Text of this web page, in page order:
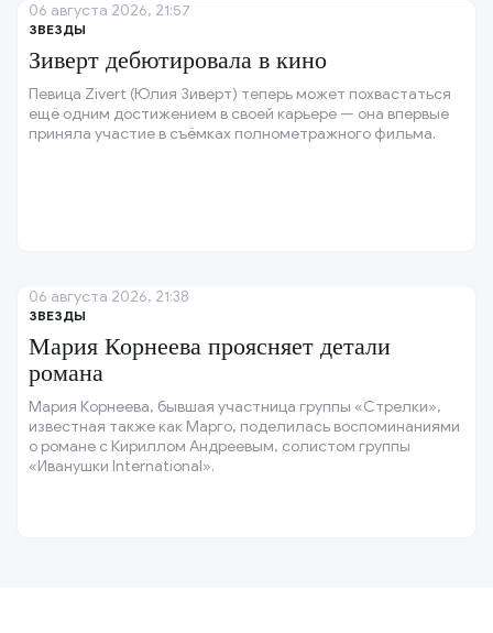
ЗВЕЗДЫ
Зиверт дебютировала в кино
Певица Zivert (Юлия Зиверт) теперь может похвастаться
ещё одним достижением в своей карьере — она впервые
приняла участие в съёмках полнометражного фильма.
06 августа 2026, 21:57
ЗВЕЗДЫ
Мария Корнеева проясняет детали
романа
Мария Корнеева, бывшая участница группы «Стрелки»,
известная также как Марго, поделилась воспоминаниями
о романе с Кириллом Андреевым, солистом группы
«Иванушки International».
06 августа 2026, 21:38